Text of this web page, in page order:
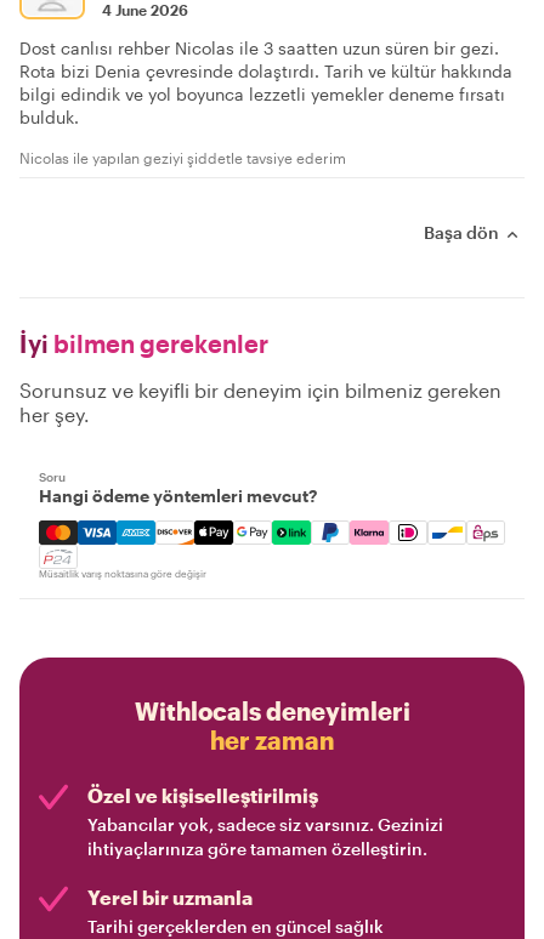
4 June 2026
Dost canlısı rehber Nicolas ile 3 saatten uzun süren bir gezi.
Rota bizi Denia çevresinde dolaştırdı. Tarih ve kültür hakkında
bilgi edindik ve yol boyunca lezzetli yemekler deneme fırsatı
bulduk.
Nicolas ile yapılan geziyi şiddetle tavsiye ederim
Başa dön
İyi bilmen gerekenler
Sorunsuz ve keyifli bir deneyim için bilmeniz gereken
her şey.
Soru
Hangi ödeme yöntemleri mevcut?
Mastercard, Visa, Amex, Discover, Apple Pay, Google
Müsaitlik varış noktasına göre değişir
Withlocals deneyimleri
her zaman
Özel ve kişiselleştirilmiş
Yabancılar yok, sadece siz varsınız. Gezinizi
ihtiyaçlarınıza göre tamamen özelleştirin.
Yerel bir uzmanla
Tarihi gerçeklerden en güncel sağlık